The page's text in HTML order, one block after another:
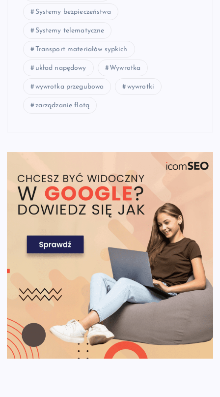
Systemy bezpieczeństwa
Systemy telematyczne
Transport materiałów sypkich
układ napędowy Wywrotka
wywrotka przegubowa wywrotki
zarządzanie flotą